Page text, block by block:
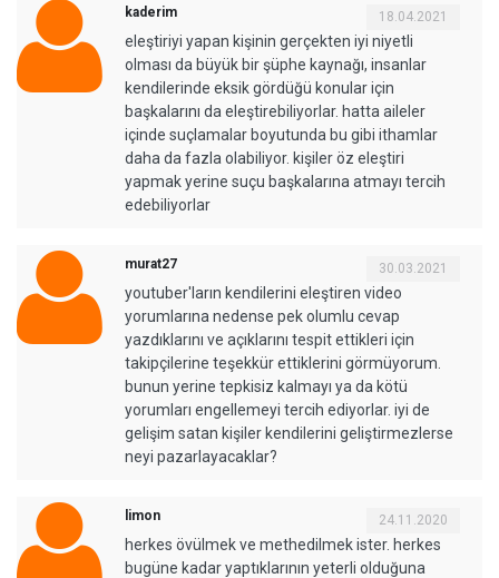
kaderim 18.04.2021
eleştiriyi yapan kişinin gerçekten iyi niyetli
olması da büyük bir şüphe kaynağı, insanlar
kendilerinde eksik gördüğü konular için
başkalarını da eleştirebiliyorlar. hatta aileler
içinde suçlamalar boyutunda bu gibi ithamlar
daha da fazla olabiliyor. kişiler öz eleştiri
yapmak yerine suçu başkalarına atmayı tercih
edebiliyorlar
murat27 30.03.2021
youtuber'ların kendilerini eleştiren video
yorumlarına nedense pek olumlu cevap
yazdıklarını ve açıklarını tespit ettikleri için
takipçilerine teşekkür ettiklerini görmüyorum.
bunun yerine tepkisiz kalmayı ya da kötü
yorumları engellemeyi tercih ediyorlar. iyi de
gelişim satan kişiler kendilerini geliştirmezlerse
neyi pazarlayacaklar?
limon 24.11.2020
herkes övülmek ve methedilmek ister. herkes
bugüne kadar yaptıklarının yeterli olduğuna